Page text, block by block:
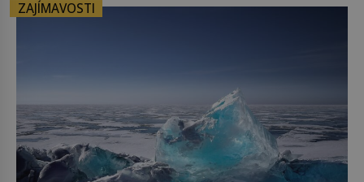
památka, kterou dokáže „prodat“. Jeho
ZAJÍMAVOSTI